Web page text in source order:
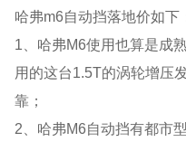
哈弗m6自动挡落地价如下
1、哈弗M6使用也算是成
用的这台1.5T的涡轮增压
靠；
2、哈弗M6自动挡有都市